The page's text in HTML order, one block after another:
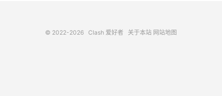
© 2022-2026 Clash 爱好者 关于本站 网站地图